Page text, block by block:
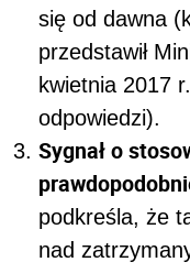
się od dawna
przedstawił
kwietnia 2017
odpowiedzi).
Sygnał o
podkreśla, że
nad